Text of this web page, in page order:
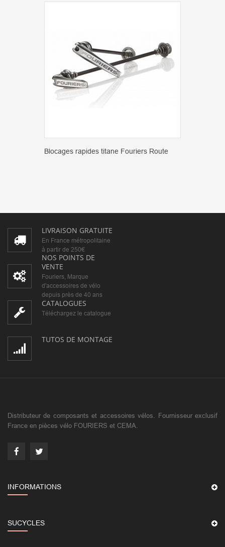
Blocages rapides titane Fouriers Route
LIVRAISON GRATUITE
En France métropolitaine
à partir de 250€
NOS POINTS DE
VENTE
Fouriers, Marque
d'accessoires de vélo
depuis près de 40 ans
CATALOGUES
Téléchargez le catalogue
TUTOS DE MONTAGE
Distributeur de composants et accessoires vélos. Fournisseur exclusif
France en pièces vélo FOURIERS et CEMA.
INFORMATIONS
SUCYCLES